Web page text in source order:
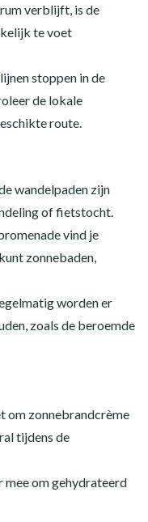
verblijft, is de
te voet
stoppen in de
de lokale
route.
wandelpaden zijn
of fietstocht.
vind je
zonnebaden,
worden er
zoals de beroemde
om zonnebrandcrème
tijdens de
mee om gehydrateerd